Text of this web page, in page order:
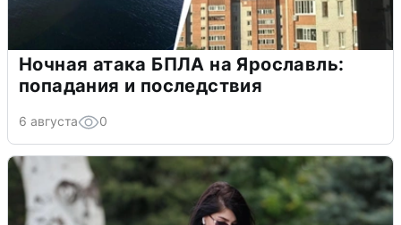
Ночная атака БПЛА на Ярославль:
попадания и последствия
6 августа 0